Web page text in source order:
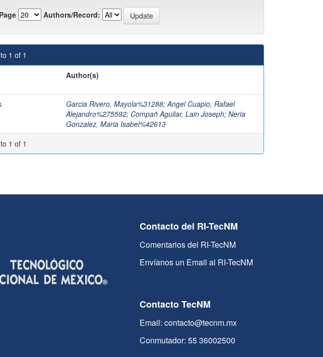
Authors/Record:
1 of 1
Author(s)
Garcia Rivero, Mayola%31288;Angel Cuapio, Rafael
Alejandro%275592; Compañ Aguilar, Lain Joseph; Neria
Gonzalez, Maria Isabel%42613
1 of 1
Contacto del RI-TecNM
Comentarios del RI-TecNM
Envíanos un Email al RI-TecNM
Contacto TecNM
Email: contacto@tecnm.mx
Conmutador: 55 36002500